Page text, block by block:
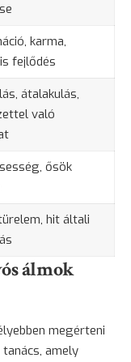
karma,
fejlődés
átalakulás,
való
, ősök
hit általi
álmok
megérteni
amely